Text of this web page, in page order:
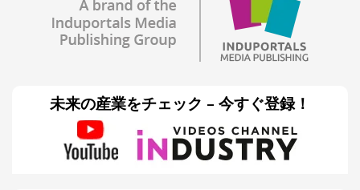
未来の産業をチェック – 今すぐ登録！